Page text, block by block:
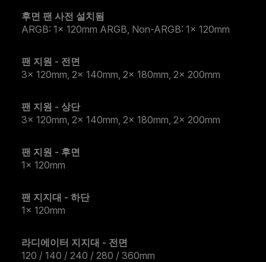
후면 팬 사전 설치됨
ARGB: 1x 120mm ARGB, Non-ARGB: 1x 120mm
팬 지원 - 전면
3x 120mm, 2x 140mm, 2x 180mm, 2x 200mm
팬 지원 - 상단
3x 120mm, 2x 140mm, 2x 180mm, 2x 200mm
팬 지원 - 후면
1x 120mm
팬 지지대 - 하단
1x 120mm
라디에이터 지지대 - 전면
120 / 140 / 240 / 280 / 360mm